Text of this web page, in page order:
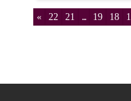
18
19
...
21
22
»